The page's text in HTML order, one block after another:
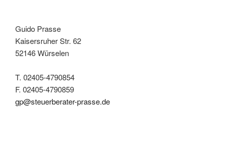
Guido Prasse
Kaisersruher Str. 62
52146 Würselen
T. 02405-4790854
F. 02405-4790859
gp@steuerberater-prasse.de